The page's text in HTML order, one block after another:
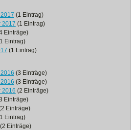
(1 Eintrag)
2017 (1 Eintrag)
Einträge)
Eintrag)
(1 Eintrag)
(3 Einträge)
(3 Einträge)
2016 (2 Einträge)
Einträge)
Einträge)
Eintrag)
(2 Einträge)